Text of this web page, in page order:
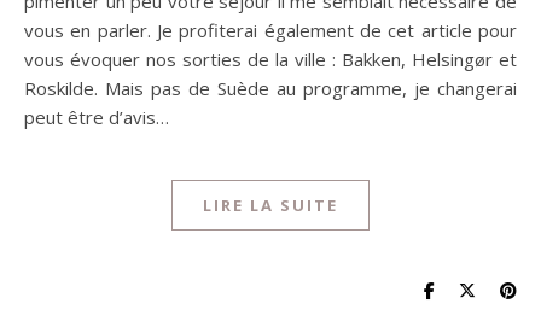
vous en parler. Je profiterai également de cet article pour
vous évoquer nos sorties de la ville : Bakken, Helsingør et
Roskilde. Mais pas de Suède au programme, je changerai
peut être d’avis…
LIRE LA SUITE